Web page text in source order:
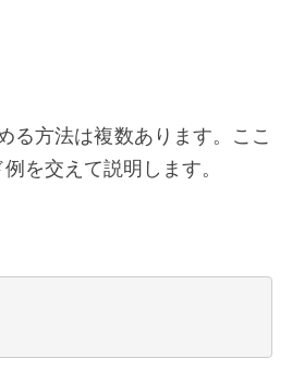
る方法は複数あります。ここ
を交えて説明します。